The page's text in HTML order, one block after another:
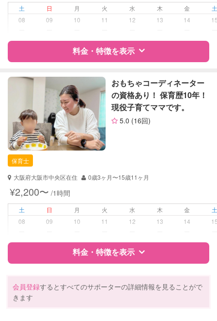
夜間対応
お泊まり保育
病児、病後児、ともに不可
なし
定期予約 可能
お子様の撮影
（定期特典）
対応可能
土 日 月 火 水 木 金
08
09 10 11 12 13 14
料金・特徴を表示
特徴 料金 レビュー
サポートの特徴
資格
企業型割引対象(旧内閣府補助対象)
自治体届出済ベビーシッター
幼稚園教諭
ドゥーラ協会認定産後ドゥーラ
対応可能/特徴
夜間対応
子育て経験
病児対応 病児、病後児、ともに不可
障がい児対応 対応可否は個別に相談
レッスン なし
定期予約 お引き受けしていません
おもちゃコーディネーター
の資格あり！ 保育歴10年！
現役子育てママです。
5.0 (16回)
保育士
大阪府大阪市中央区在住
0歳3ヶ月〜15歳11ヶ月
¥2,200〜 /1時間
土 日 月 火 水 木 金
08
09 10 11 12 13 14
料金・特徴を表示
会員登録するとすべてのサポーターの詳細情報を見ることがで
きます